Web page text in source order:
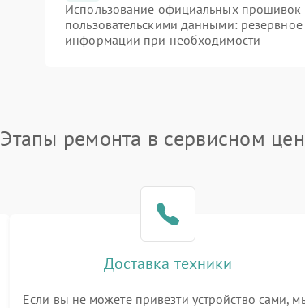
Использование официальных прошивок
пользовательскими данными:
информации при необходимости
Этапы ремонта в сервисном
Доставка техники
Если вы не можете привезти устройство сами,